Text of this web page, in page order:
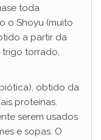
toda
o Shoyu (muito
a partir da
torrado,
obtido da
proteínas.
serem usados
e sopas. O